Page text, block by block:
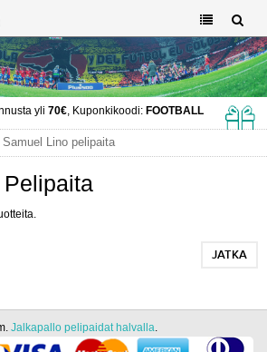
yli 70€, Kuponkikoodi: FOOTBALL
Samuel Lino pelipaita
JATKA
Jalkapallo pelipaidat halvalla.